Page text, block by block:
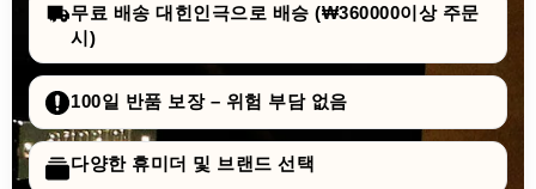
무료 배송 대힌인극으로 배승 (₩360000이상 주문
시)
100일 반품 보장 – 위험 부담 없음
다양한 휴미더 및 브랜드 선택